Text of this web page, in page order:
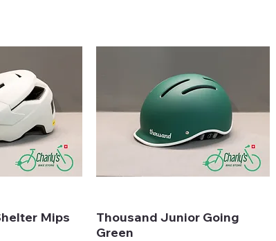
Mips
Thousand Junior Going
Green